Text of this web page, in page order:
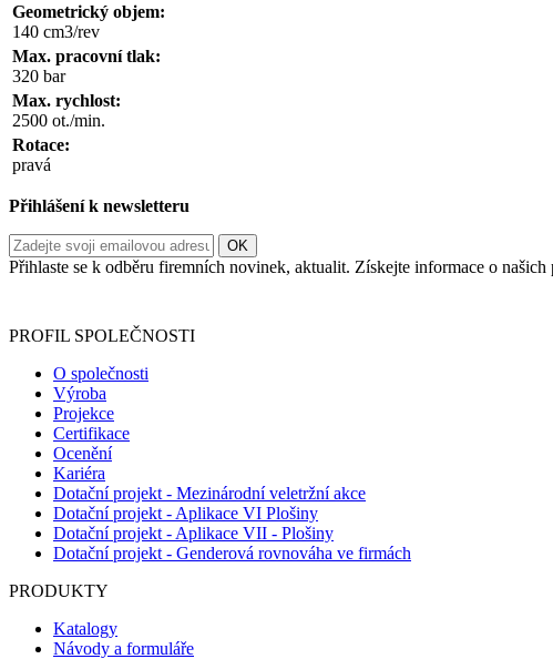
Geometrický objem:
140 cm3/rev
Max. pracovní tlak:
320 bar
Max. rychlost:
2500 ot./min.
Rotace:
pravá
Přihlášení k newsletteru
Přihlaste se k odběru firemních novinek, aktualit. Získejte informace o
PROFIL SPOLEČNOSTI
O společnosti
Výroba
Projekce
Certifikace
Ocenění
Kariéra
Dotační projekt - Mezinárodní veletržní akce
Dotační projekt - Aplikace VI Plošiny
Dotační projekt - Aplikace VII - Plošiny
Dotační projekt - Genderová rovnováha ve firmách
PRODUKTY
Katalogy
Návody a formuláře